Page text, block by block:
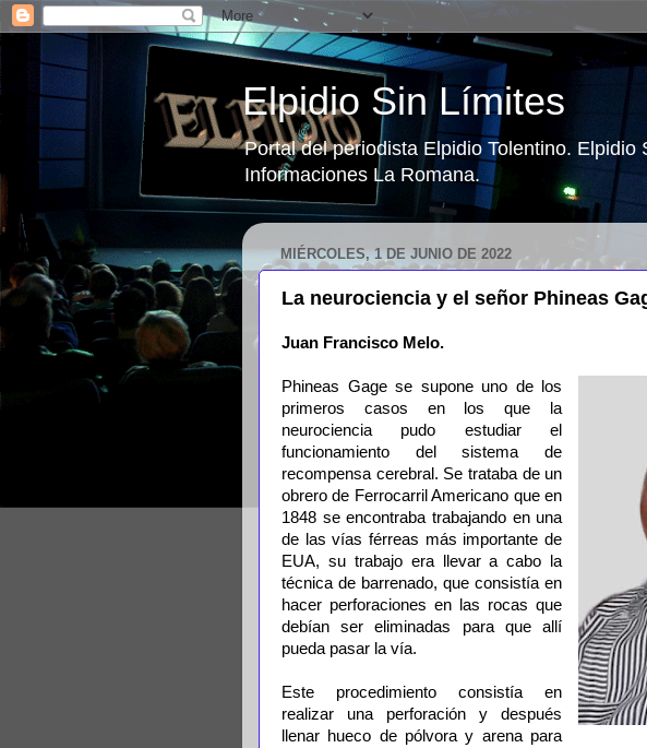
Elpidio Sin Límites
Portal del periodista Elpidio Tolentino.
Informaciones La Romana.
MIÉRCOLES, 1 DE JUNIO DE 2022
La neurociencia y el señor Phineas
Juan Francisco Melo.
Phineas Gage se supone uno de los
primeros casos en los que la
neurociencia pudo estudiar el
funcionamiento del sistema de
recompensa cerebral. Se trataba de un
obrero de Ferrocarril Americano que en
1848 se encontraba trabajando en una
de las vías férreas más importante de
EUA, su trabajo era llevar a cabo la
técnica de barrenado, que consistía en
hacer perforaciones en las rocas que
debían ser eliminadas para que allí
pueda pasar la vía.
Este procedimiento consistía en
realizar una perforación y después
llenar hueco de pólvora y arena para